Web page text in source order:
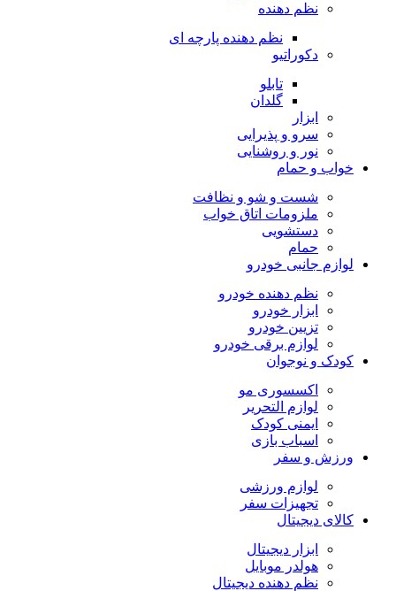
نظم دهنده
نظم دهنده پارچه ای
دکوراتیو
تابلو
گلدان
ابزار
سرو و پذیرایی
نور و روشنایی
خواب و حمام
شست و شو و نظافت
ملزومات اتاق خواب
دستشویی
حمام
لوازم جانبی خودرو
نظم دهنده خودرو
ابزار خودرو
تزیین خودرو
لوازم برقی خودرو
کودک و نوجوان
اکسسوری مو
لوازم التحریر
ایمنی کودک
اسباب بازی
ورزش و سفر
لوازم ورزشی
تجهیزات سفر
کالای دیجیتال
ابزار دیجیتال
هولدر موبایل
نظم دهنده دیجیتال